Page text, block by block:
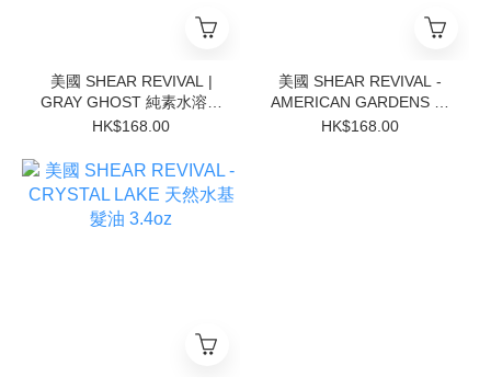
美國 SHEAR REVIVAL |
GRAY GHOST 純素水溶性
低光澤髮油 3.4oz
HK$168.00
美國 SHEAR REVIVAL -
AMERICAN GARDENS 啞
光髮泥 3.4oz
HK$168.00